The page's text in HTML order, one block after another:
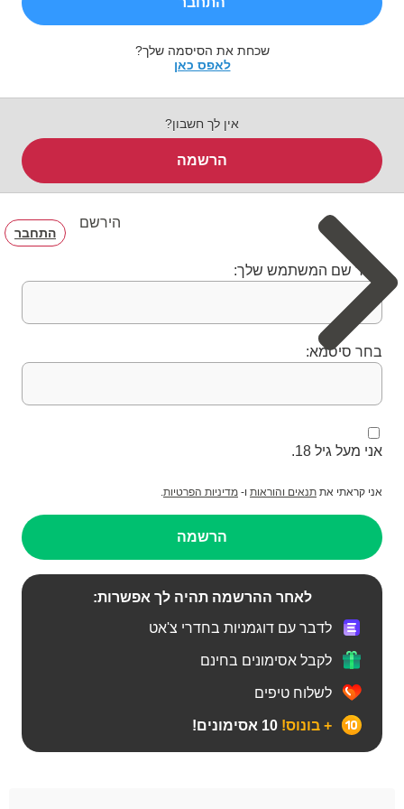
שכחת את הסיסמה שלך?
לאפס כאן
אין לך חשבון?
הרשמה
הירשם
התחבר
בחר שם המשתמש שלך:
בחר סיסמא:
אני מעל גיל 18.
אני קראתי את תנאים והוראות ו- מדיניות הפרטיות.
הרשמה
לאחר ההרשמה תהיה לך אפשרות:
לדבר עם דוגמניות בחדרי צ'אט
לקבל אסימונים בחינם
לשלוח טיפים
+ בונוס!